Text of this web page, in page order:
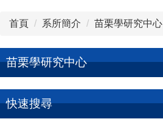
首頁 系所簡介 苗栗學研究中心
苗栗學研究中心
快速搜尋